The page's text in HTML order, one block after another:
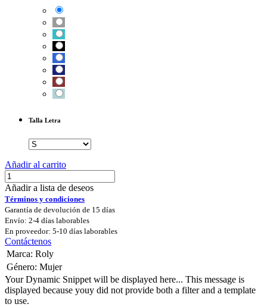
Talla Letra
Añadir al carrito
Añadir a lista de deseos
Términos y condiciones
Garantía de devolución de 15 días
Envío: 2-4 días laborables
En proveedor: 5-10 días laborables
Contáctenos
Marca: Roly
Género: Mujer
Your Dynamic Snippet will be displayed here... This message is
displayed because youy did not provide both a filter and a template
to use.